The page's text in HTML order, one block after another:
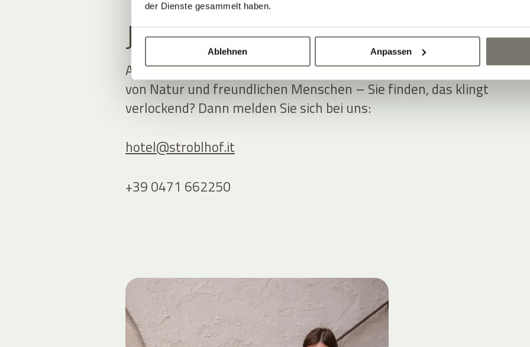
der Dienste gesammelt haben.
Ablehnen Anpassen
JOBANGEBOTE MIT BENEFITS
Arbeiten im historischen und gepflegten Ambiente, umgeben
von Natur und freundlichen Menschen – Sie finden, das klingt
verlockend? Dann melden Sie sich bei uns:
hotel@stroblhof.it
+39 0471 662250